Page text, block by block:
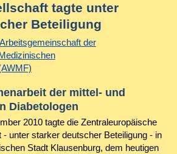
tagte unter
Beteiligung
Arbeitsgemeinschaft der
der mittel- und
Diabetologen
2010 tagte die Zentraleuropäische
- unter starker deutscher Beteiligung - in
Stadt Klausenburg, dem heutigen